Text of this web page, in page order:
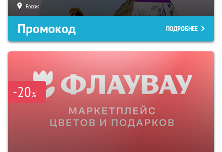
Россия
Промокод ПОДРОБНЕЕ
-20%